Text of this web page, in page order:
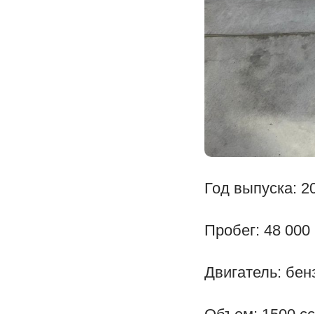
Год выпуска:
Пробег: 48 000
Двигатель: